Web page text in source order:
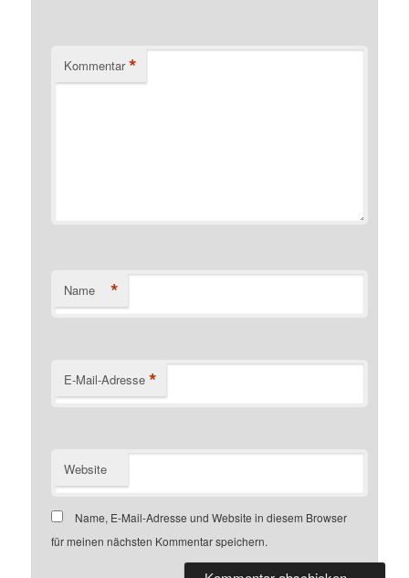
Kommentar *
Name *
E-Mail-Adresse *
Website
Name, E-Mail-Adresse und Website in diesem Browser
für meinen nächsten Kommentar speichern.